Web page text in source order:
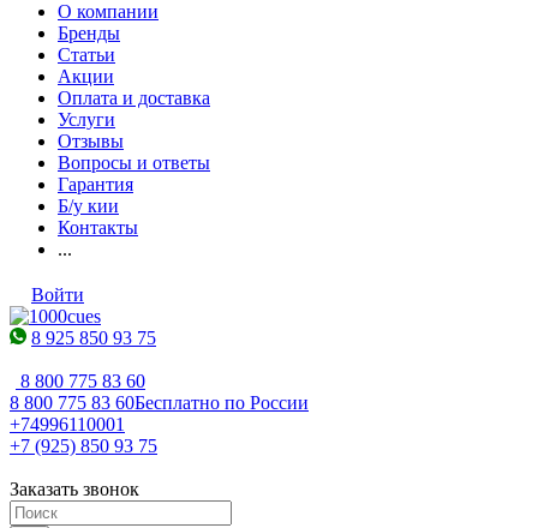
О компании
Бренды
Статьи
Акции
Оплата и доставка
Услуги
Отзывы
Вопросы и ответы
Гарантия
Б/у кии
Контакты
...
Войти
8 925 850 93 75
8 800 775 83 60
8 800 775 83 60Бесплатно по России
+74996110001
+7 (925) 850 93 75
Заказать звонок